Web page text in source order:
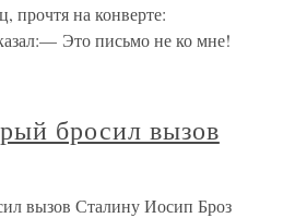
прочтя на конверте:
Это письмо не ко мне!
бросил вызов
вызов Сталину Иосип Броз